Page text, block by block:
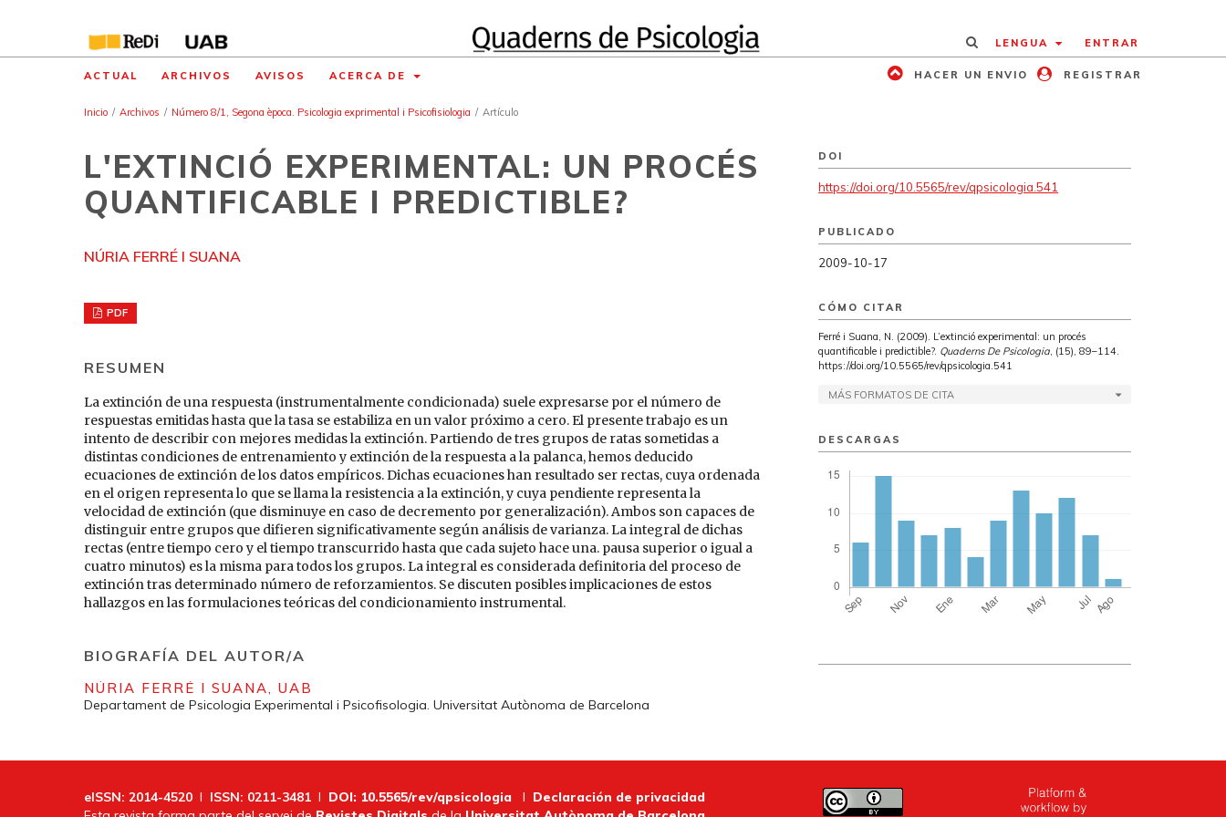
LENGUA ENTRAR
ACTUAL ARCHIVOS AVISOS ACERCA DE HACER UN ENVIO REGISTRAR
Inicio / Archivos / Número 8/1, Segona època. Psicologia exprimental i Psicofisiologia / Artículo
L'EXTINCIÓ EXPERIMENTAL: UN PROCÉS
QUANTIFICABLE I PREDICTIBLE?
NÚRIA FERRÉ I SUANA
PDF
RESUMEN
La extinción de una respuesta (instrumentalmente condicionada) suele expresarse por el número de
respuestas emitidas hasta que la tasa se estabiliza en un valor próximo a cero. El presente trabajo es un
intento de describir con mejores medidas la extinción. Partiendo de tres grupos de ratas sometidas a
distintas condiciones de entrenamiento y extinción de la respuesta a la palanca, hemos deducido
ecuaciones de extinción de los datos empíricos. Dichas ecuaciones han resultado ser rectas, cuya ordenada
en el origen representa lo que se llama la resistencia a la extinción, y cuya pendiente representa la
velocidad de extinción (que disminuye en caso de decremento por generalización). Ambos son capaces de
distinguir entre grupos que difieren significativamente según análisis de varianza. La integral de dichas
rectas (entre tiempo cero y el tiempo transcurrido hasta que cada sujeto hace una. pausa superior o igual a
cuatro minutos) es la misma para todos los grupos. La integral es considerada definitoria del proceso de
extinción tras determinado número de reforzamientos. Se discuten posibles implicaciones de estos
hallazgos en las formulaciones teóricas del condicionamiento instrumental.
BIOGRAFÍA DEL AUTOR/A
NÚRIA FERRÉ I SUANA, UAB
Departament de Psicologia Experimental i Psicofisologia. Universitat Autònoma de Barcelona
DOI
https://doi.org/10.5565/rev/qpsicologia.541
PUBLICADO
2009-10-17
CÓMO CITAR
Ferré i Suana, N. (2009). L’extinció experimental: un procés
quantificable i predictible?. Quaderns De Psicologia, (15), 89–114.
https://doi.org/10.5565/rev/qpsicologia.541
MÁS FORMATOS DE CITA
DESCARGAS
eISSN: 2014-4520 I ISSN: 0211-3481 I DOI: 10.5565/rev/qpsicologia I Declaración de privacidad